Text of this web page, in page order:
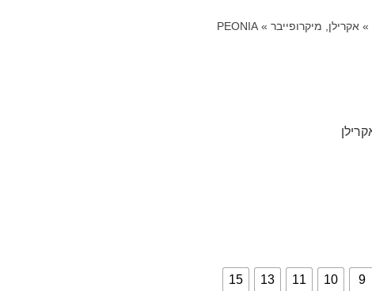
» אקרילן, מיקרופייבר »
PEONIA
9
10
11
13
15